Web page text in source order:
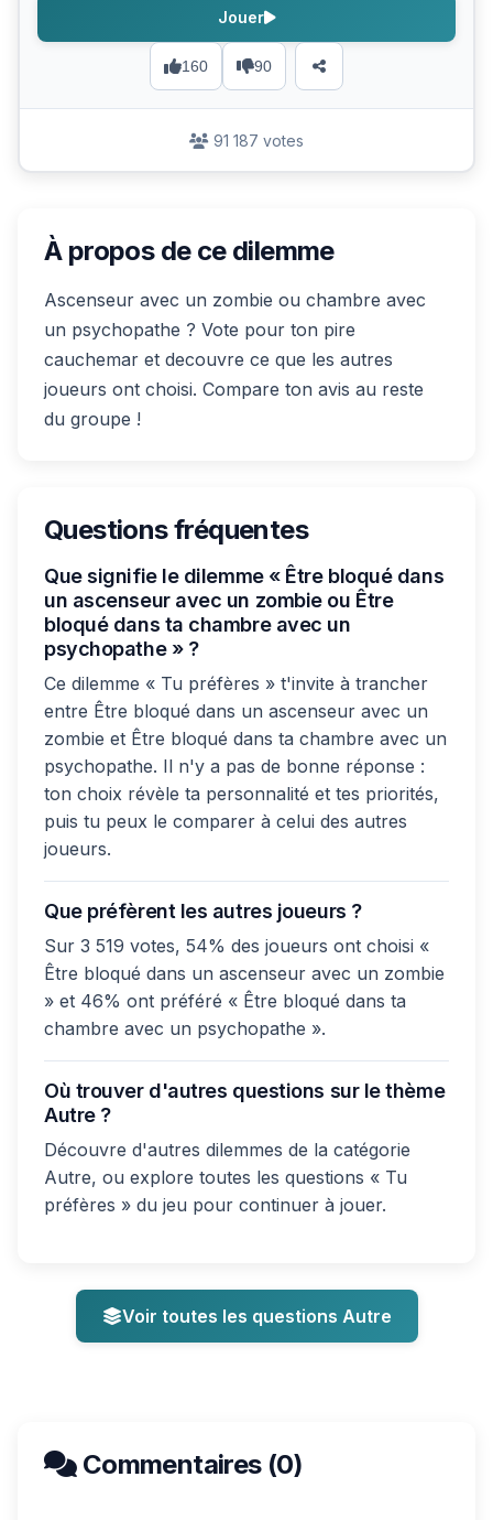
160 90
Jouer
91 187 votes
À propos de ce dilemme
Ascenseur avec un zombie ou chambre avec
un psychopathe ? Vote pour ton pire
cauchemar et decouvre ce que les autres
joueurs ont choisi. Compare ton avis au reste
du groupe !
Questions fréquentes
Que signifie le dilemme « Être bloqué dans
un ascenseur avec un zombie ou Être
bloqué dans ta chambre avec un
psychopathe » ?
Ce dilemme « Tu préfères » t'invite à trancher
entre Être bloqué dans un ascenseur avec un
zombie et Être bloqué dans ta chambre avec un
psychopathe. Il n'y a pas de bonne réponse :
ton choix révèle ta personnalité et tes priorités,
puis tu peux le comparer à celui des autres
joueurs.
Que préfèrent les autres joueurs ?
Sur 3 519 votes, 54% des joueurs ont choisi «
Être bloqué dans un ascenseur avec un zombie
» et 46% ont préféré « Être bloqué dans ta
chambre avec un psychopathe ».
Où trouver d'autres questions sur le thème
Autre ?
Découvre d'autres dilemmes de la catégorie
Autre, ou explore toutes les questions « Tu
préfères » du jeu pour continuer à jouer.
Voir toutes les questions Autre
Commentaires (0)